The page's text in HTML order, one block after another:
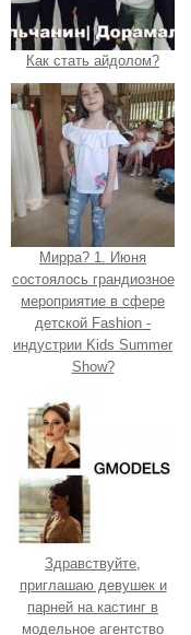
Как стать айдолом?
Мирра? 1. Июня
состоялось грандиозное
мероприятие в сфере
детской Fashion -
индустрии Kids Summer
Show?
Здравствуйте,
приглашаю девушек и
парней на кастинг в
модельное агентство